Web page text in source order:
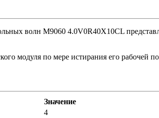
волн M9060 4.0V0R40Х10CL
модуля по мере истирания его рабочей
Значение
4